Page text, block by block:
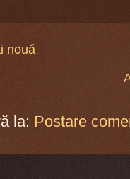
nouă
la: Postare